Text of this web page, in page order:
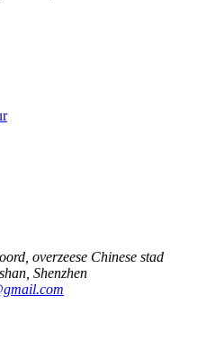
overzeese Chinese stad
Shenzhen